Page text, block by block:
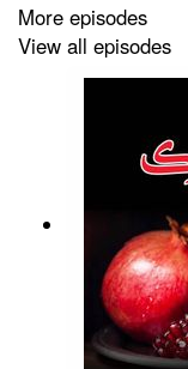
More episodes
View all episodes